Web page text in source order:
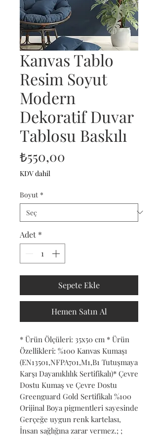
Kanvas Tablo
Resim Soyut
Modern
Dekoratif Duvar
Tablosu Baskılı
₺550,00
KDV dahil
Boyut *
Adet *
Sepete Ekle
Hemen Satın Al
* Ürün Ölçüleri: 35x50 cm * Ürün
Özellikleri: %100 Kanvas Kumaşı
(EN13501,NFPA701,M1,B1 Tutuşmaya
Karşı Dayanıklılık Sertifikalı)* Çevre
Dostu Kumaş ve Çevre Dostu
Greenguard Gold Sertifikalı %100
Orijinal Boya pigmentleri sayesinde
Gerçeğe uygun renk kartelası,
İnsan sağlığına zarar vermez.; ;